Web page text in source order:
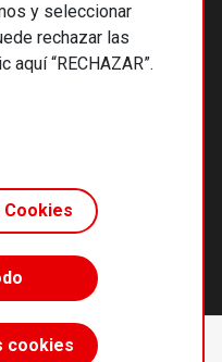
y seleccionar
rechazar las
“RECHAZAR”.
Cookies
cookies
SCCL
de uso